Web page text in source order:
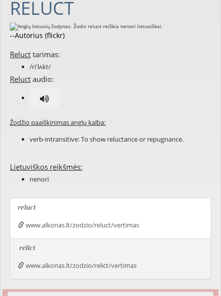
RELUCT
--Autorius (flickr)
Reluct tarimas:
/ri'lʌkt/
Reluct audio:
Žodžio paaiškinimas anglų kalba:
verb-intransitive: To show reluctance or repugnance.
Lietuviškos reikšmės:
nenori
reluct
www.alkonas.lt/zodzio/reluct/vertimas
relict
www.alkonas.lt/zodzio/relict/vertimas